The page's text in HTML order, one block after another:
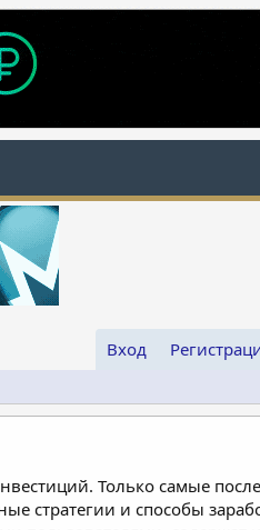
Вход
Только самые
стратегии и способы